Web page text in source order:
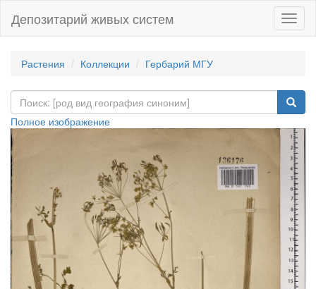
Депозитарий живых систем
Растения Коллекции Гербарий МГУ
Полное изображение